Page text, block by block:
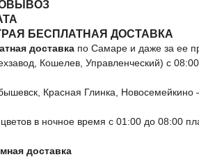
БЕСПЛАТНАЯ ДОСТАВКА
доставка по Самаре и даже за ее
Кошелев, Управленческий) с
Красная Глинка,
цветов в ночное время с 01:00 до 08:00
доставка